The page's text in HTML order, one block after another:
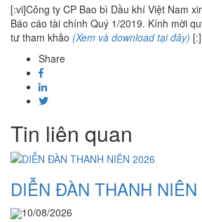
[:vi]Công ty CP Bao bì Dầu khí Việt Nam
Báo cáo tài chính Quý 1/2019. Kính mời
tư tham khảo (Xem và download tại đây) [:]
Share
Tin liên quan
DIỄN ĐÀN THANH NIÊN
10/08/2026